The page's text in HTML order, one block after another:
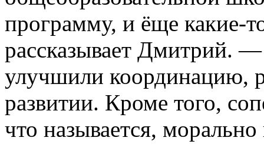
программу, и ёще какие-
рассказывает Дмитрий.
улучшили координацию,
развитии. Кроме того,
что называется, морально